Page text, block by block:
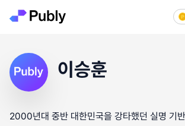
이승훈
2000년대 중반 대한민국을 강타했던 실명 기